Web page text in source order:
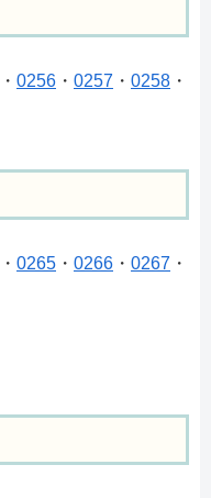
・ 0256 ・ 0257 ・ 0258 ・
・ 0265 ・ 0266 ・ 0267 ・